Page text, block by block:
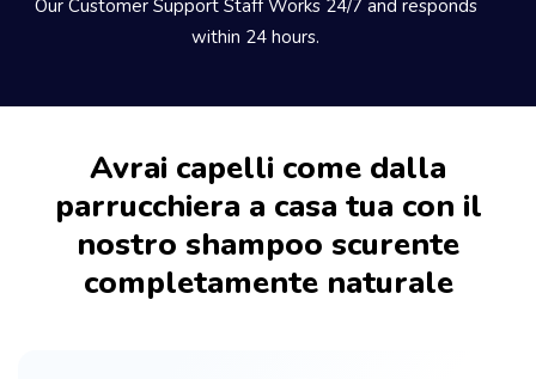
Our Customer Support Staff Works 24/7 and responds
within 24 hours.
Avrai capelli come dalla
parrucchiera a casa tua con il
nostro shampoo scurente
completamente naturale